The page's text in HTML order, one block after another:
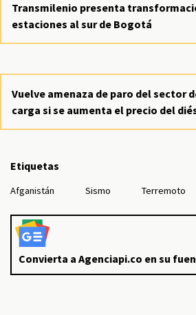
Transmilenio presenta
estaciones al sur de Bogotá
Vuelve amenaza de paro del sector
carga si se aumenta el precio del
Etiquetas
Afganistán Sismo Terremoto
Convierta a Agenciapi.co en su